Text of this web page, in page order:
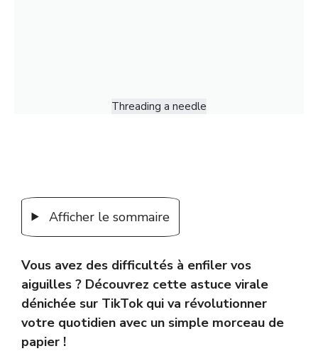
Threading a needle
Afficher le sommaire
Vous avez des difficultés à enfiler vos
aiguilles ? Découvrez cette astuce virale
dénichée sur TikTok qui va révolutionner
votre quotidien avec un simple morceau de
papier !